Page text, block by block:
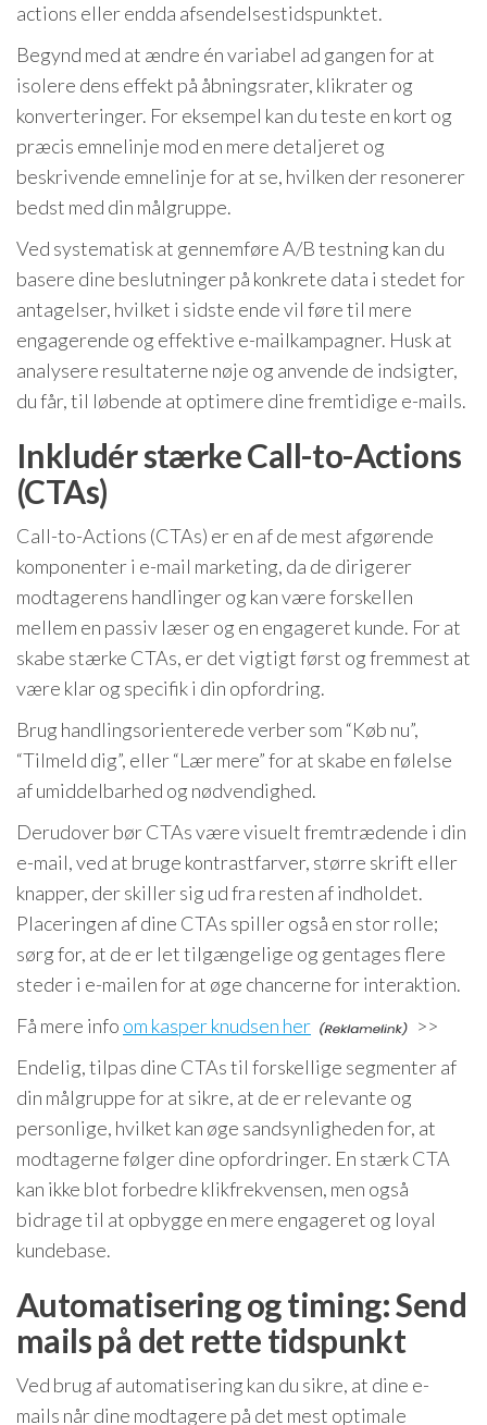
actions eller endda afsendelsestidspunktet.
Begynd med at ændre én variabel ad gangen for at
isolere dens effekt på åbningsrater, klikrater og
konverteringer. For eksempel kan du teste en kort og
præcis emnelinje mod en mere detaljeret og
beskrivende emnelinje for at se, hvilken der resonerer
bedst med din målgruppe.
Ved systematisk at gennemføre A/B testning kan du
basere dine beslutninger på konkrete data i stedet for
antagelser, hvilket i sidste ende vil føre til mere
engagerende og effektive e-mailkampagner. Husk at
analysere resultaterne nøje og anvende de indsigter,
du får, til løbende at optimere dine fremtidige e-mails.
Inkludér stærke Call-to-Actions
(CTAs)
Call-to-Actions (CTAs) er en af de mest afgørende
komponenter i e-mail marketing, da de dirigerer
modtagerens handlinger og kan være forskellen
mellem en passiv læser og en engageret kunde. For at
skabe stærke CTAs, er det vigtigt først og fremmest at
være klar og specifik i din opfordring.
Brug handlingsorienterede verber som “Køb nu”,
“Tilmeld dig”, eller “Lær mere” for at skabe en følelse
af umiddelbarhed og nødvendighed.
Derudover bør CTAs være visuelt fremtrædende i din
e-mail, ved at bruge kontrastfarver, større skrift eller
knapper, der skiller sig ud fra resten af indholdet.
Placeringen af dine CTAs spiller også en stor rolle;
sørg for, at de er let tilgængelige og gentages flere
steder i e-mailen for at øge chancerne for interaktion.
Få mere info om kasper knudsen her
>>
Endelig, tilpas dine CTAs til forskellige segmenter af
din målgruppe for at sikre, at de er relevante og
personlige, hvilket kan øge sandsynligheden for, at
modtagerne følger dine opfordringer. En stærk CTA
kan ikke blot forbedre klikfrekvensen, men også
bidrage til at opbygge en mere engageret og loyal
kundebase.
Automatisering og timing: Send
mails på det rette tidspunkt
Ved brug af automatisering kan du sikre, at dine e-
mails når dine modtagere på det mest optimale